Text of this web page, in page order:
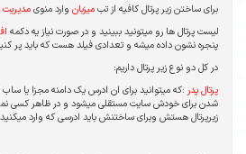
برای ساختن زیر پرتال کافیه از تبمیزبان وارد منوی
لیست پرتال ها رو میتونید ببینید و در صورت نیاز یه دکمه
پنجره نشون داده میشه و تعدادی فیلد هست که باید پر
در کل دو نوع زیر پرتال داریم:
پرتال پدر :که میتوانید برای ان ادرس یک دامنه مجزا یا
شدن برای خودش سایت مستقلی میشود و در ظاهر کسی
زیرپرتال هستش وبرای ساختنش باید ادرسی که وارد